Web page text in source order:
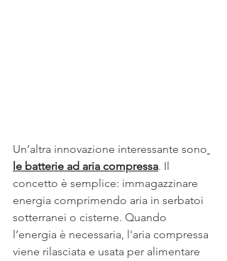
Un’altra innovazione interessante sono
le batterie ad aria compressa. Il
concetto è semplice: immagazzinare
energia comprimendo aria in serbatoi
sotterranei o cisterne. Quando
l’energia è necessaria, l'aria compressa
viene rilasciata e usata per alimentare